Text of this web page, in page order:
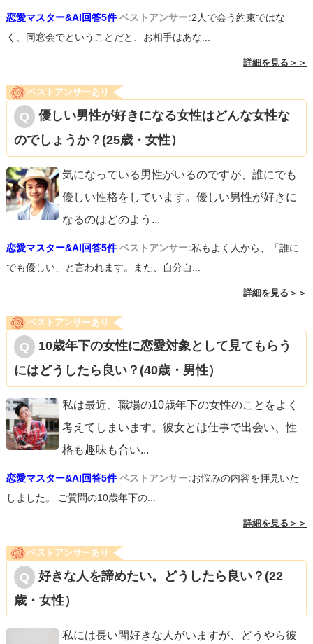
恋愛マスター&AI回答5件 ベストアンサー:2人で会う約束ではな
く、同窓会でということだと、お相手はあな...
詳細を見る＞＞
ベストアンサーあり
優しい男性が好きになる女性はどんな女性な
のでしょうか？(25歳・女性）
気になっている男性がいるのですが、誰にでも
優しい性格をしています。優しい男性が好きに
なるのはどのよう ...
恋愛マスター&AI回答5件 ベストアンサー:私もよく人から、「誰に
でも優しい」と言われます。また、自分自...
詳細を見る＞＞
ベストアンサーあり
10歳年下の女性に恋愛対象として見てもらう
にはどうしたら良い？(40歳・男性）
私は最近、職場の10歳年下の女性のことをよく
考えてしまいます。彼女とは仕事で出会い、性
格も趣味も合い...
恋愛マスター&AI回答5件 ベストアンサー:お悩みの内容を拝見いた
しました。 ご質問の10歳年下の...
詳細を見る＞＞
ベストアンサーあり
好きな人を諦めたい。どうしたら良い？(22
歳・女性）
私には長い間好きな人がいますが、どうやら彼